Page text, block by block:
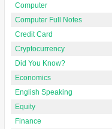
Computer
Computer Full Notes
Credit Card
Cryptocurrency
Did You Know?
Economics
English Speaking
Equity
Finance